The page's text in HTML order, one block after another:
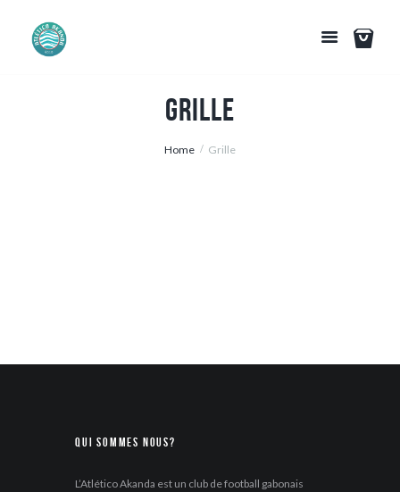
Grille
Home Grille
Qui sommes nous?
L’Atlético Akanda est un club de football gabonais